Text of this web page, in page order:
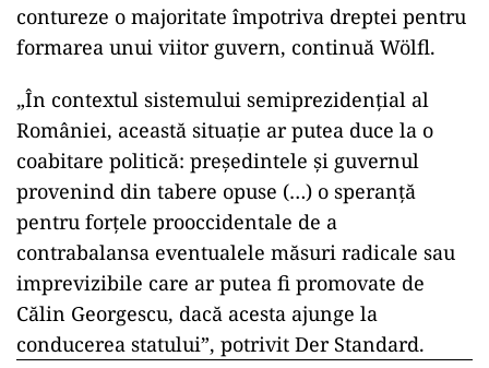
contureze o majoritate împotriva dreptei pentru
formarea unui viitor guvern, continuă Wölfl.
„În contextul sistemului semiprezidențial al
României, această situație ar putea duce la o
coabitare politică: președintele și guvernul
provenind din tabere opuse (…) o speranță
pentru forțele prooccidentale de a
contrabalansa eventualele măsuri radicale sau
imprevizibile care ar putea fi promovate de
Călin Georgescu, dacă acesta ajunge la
conducerea statului”, potrivit Der Standard.